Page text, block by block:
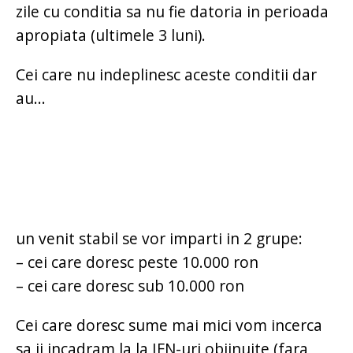
zile cu conditia sa nu fie datoria in perioada
apropiata (ultimele 3 luni).
Cei care nu indeplinesc aceste conditii dar
au...
un venit stabil se vor imparti in 2 grupe:
– cei care doresc peste 10.000 ron
– cei care doresc sub 10.000 ron
Cei care doresc sume mai mici vom incerca